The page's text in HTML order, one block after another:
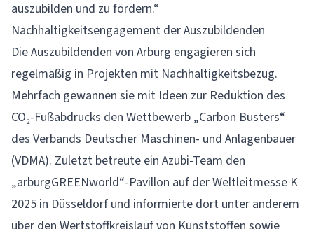
auszubilden und zu fördern.“
Nachhaltigkeitsengagement der Auszubildenden
Die Auszubildenden von Arburg engagieren sich
regelmäßig in Projekten mit Nachhaltigkeitsbezug.
Mehrfach gewannen sie mit Ideen zur Reduktion des
CO₂-Fußabdrucks den Wettbewerb „Carbon Busters“
des Verbands Deutscher Maschinen- und Anlagenbauer
(VDMA). Zuletzt betreute ein Azubi-Team den
„arburgGREENworld“-Pavillon auf der Weltleitmesse K
2025 in Düsseldorf und informierte dort unter anderem
über den Wertstoffkreislauf von Kunststoffen sowie